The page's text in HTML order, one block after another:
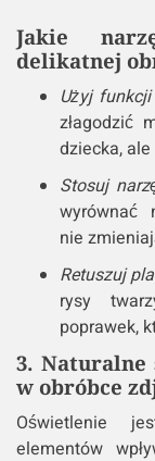
Jakie
delikatnej
Użyj
złagodzić
dziecka,
Stosuj
wyrównać
nie
Retuszuj
rysy
poprawek,
3. Naturalne
w obróbce
Oświetlenie
elementów